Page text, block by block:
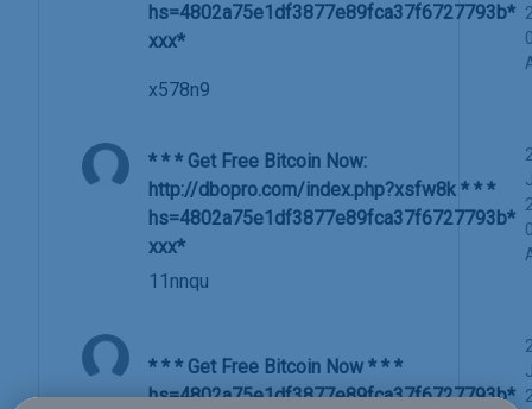
hs=4802a75e1df3877e89fca37f6727793b*
ххх*
x578n9
* * * Get Free Bitcoin Now:
http://dbopro.com/index.php?xsfw8k * * *
hs=4802a75e1df3877e89fca37f6727793b*
ххх*
11nnqu
* * * Get Free Bitcoin Now * * *
hs=4802a75e1df3877e89fca37f6727793b*